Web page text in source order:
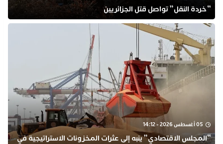
“خردة النقل” تواصل قتل الجزائريين
05 أغسطس 2026 - 14:12
“المجلس الاقتصادي” ينبه إلى عثرات المخزونات الاستراتيجية في